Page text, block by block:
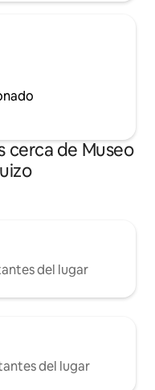
cerca de Museo
del lugar
del lugar